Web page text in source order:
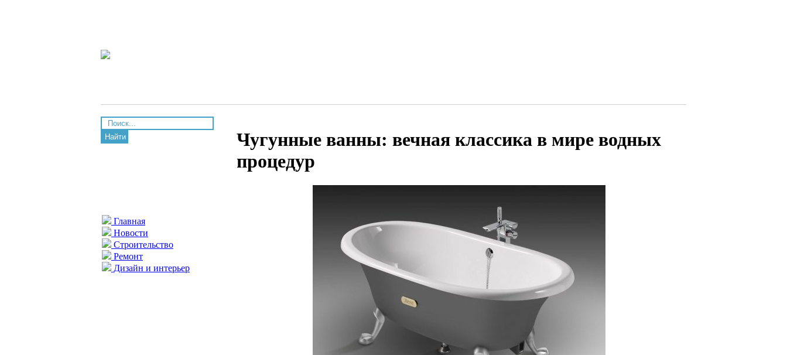
Найти
Главная
Новости
Строительство
Ремонт
Дизайн и интерьер
Чугунные ванны: вечная классика в мире водных
процедур